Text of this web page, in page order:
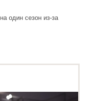
один сезон из-за